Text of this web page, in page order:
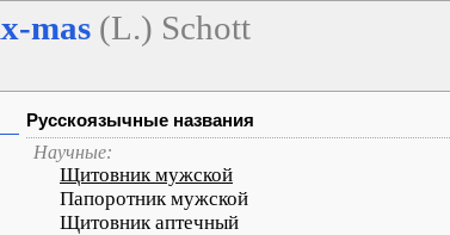
mas (L.) Schott
Русскоязычные названия
Научные:
Щитовник мужской
Папоротник мужской
Щитовник аптечный